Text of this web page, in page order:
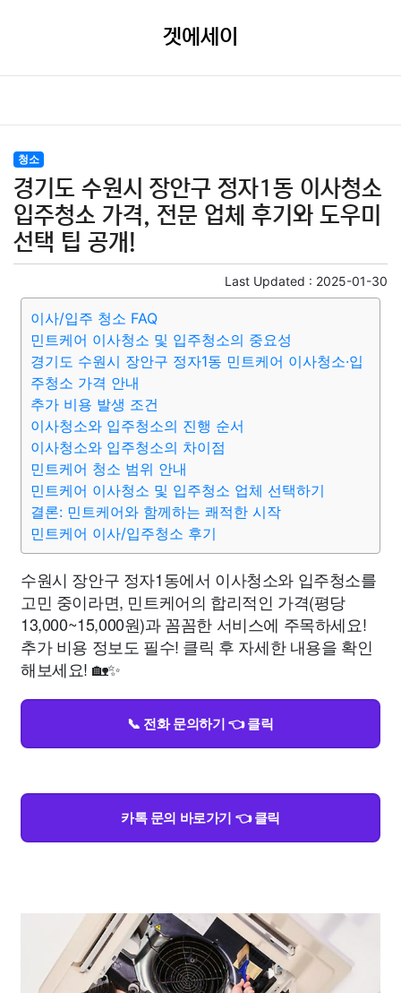
겟에세이
청소
경기도 수원시 장안구 정자1동 이사청소
입주청소 가격, 전문 업체 후기와 도우미
선택 팁 공개!
Last Updated : 2025-01-30
이사/입주 청소 FAQ
민트케어 이사청소 및 입주청소의 중요성
경기도 수원시 장안구 정자1동 민트케어 이사청소·입
주청소 가격 안내
추가 비용 발생 조건
이사청소와 입주청소의 진행 순서
이사청소와 입주청소의 차이점
민트케어 청소 범위 안내
민트케어 이사청소 및 입주청소 업체 선택하기
결론: 민트케어와 함께하는 쾌적한 시작
민트케어 이사/입주청소 후기
수원시 장안구 정자1동에서 이사청소와 입주청소를
고민 중이라면, 민트케어의 합리적인 가격(평당
13,000~15,000원)과 꼼꼼한 서비스에 주목하세요!
추가 비용 정보도 필수! 클릭 후 자세한 내용을 확인
해보세요! 🏡✨
📞 전화 문의하기 👈 클릭
카톡 문의 바로가기 👈 클릭